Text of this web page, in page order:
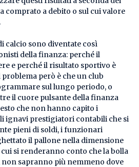
comprato a debito o sul cui valore
calcio sono diventate così
della finanza: perché il
e perché il risultato sportivo è
problema però è che un club
sul lungo periodo, o
il cuore pulsante della finanza
che non hanno capito i
ignavi prestigiatori contabili che si
pieni di soldi, i funzionari
il pallone nella dimensione
si renderanno conto che la bolla
non sapranno più nemmeno dove